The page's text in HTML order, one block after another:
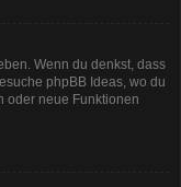
Wenn du denkst, dass
phpBB Ideas, wo du
oder neue Funktionen